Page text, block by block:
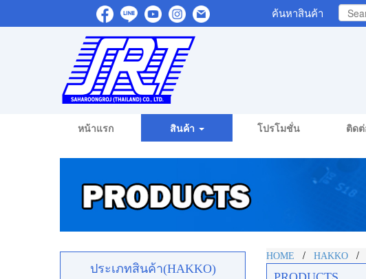
ค้นหาสินค้า
หน้าแรก สินค้า โปรโมชั่น ติดต่
ประเภทสินค้า(HAKKO)
HOME / HAKKO /